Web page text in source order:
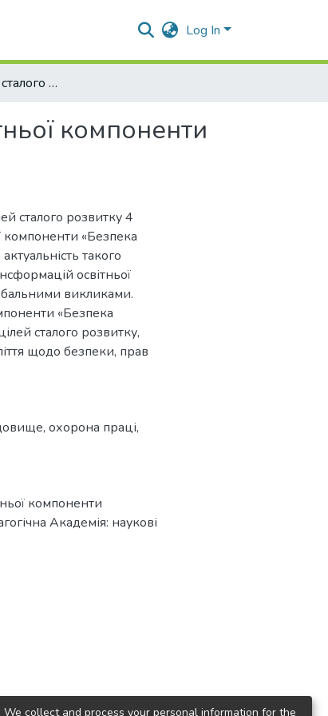
Log In
Інтеграція цілей сталого розвитку до освітньої компоненти «Безпека життєдіяльності та основи охорони праці»
компоненти
сталого розвитку 4
компоненти «Безпека
такого
освітньої
викликами.
«Безпека
сталого розвитку,
щодо безпеки, прав
, охорона праці,
компоненти
Академія: наукові
We collect and process your personal information for the